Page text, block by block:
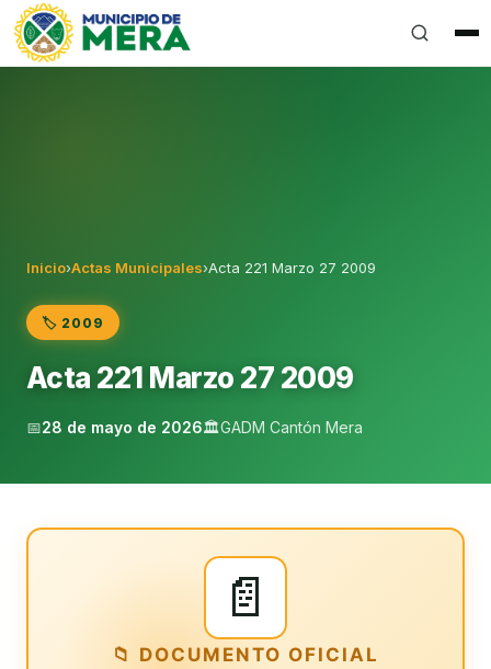
Gobierno Autónomo Descentralizado Municipal del
Inicio›Actas Municipales›Acta 221 Marzo 27 2009
🏷️ 2009
Acta 221 Marzo 27 2009
📅28 de mayo de 2026🏛️GADM Cantón Mera
📄
📁 DOCUMENTO OFICIAL